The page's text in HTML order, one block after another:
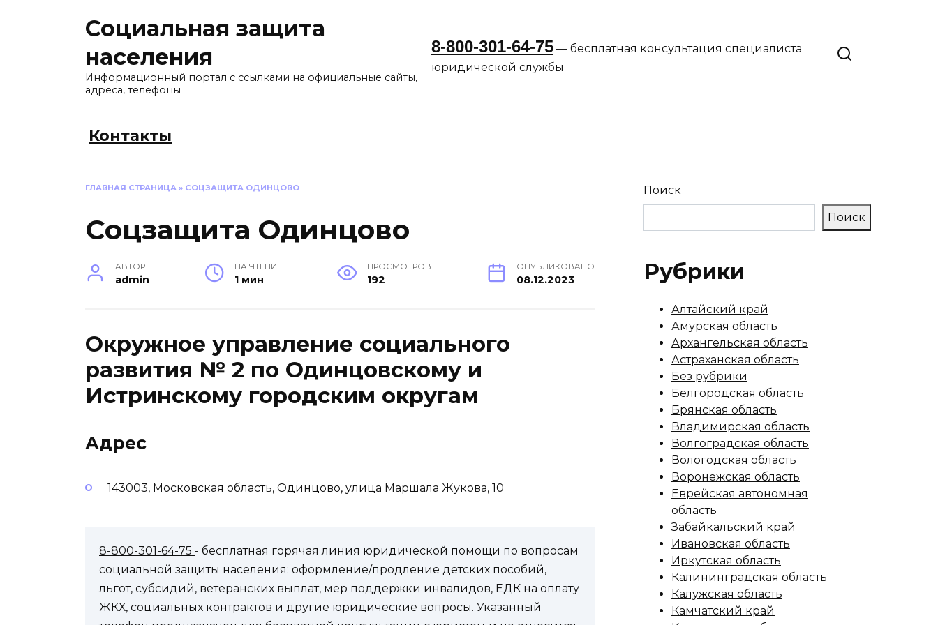
Социальная защита
населения
Информационный портал с ссылками на официальные сайты,
адреса, телефоны
8-800-301-64-75— бесплатная консультация специалиста
юридической службы
Контакты
ГЛАВНАЯ СТРАНИЦА » СОЦЗАЩИТА ОДИНЦОВО
Соцзащита Одинцово
АВТОР
admin
НА ЧТЕНИЕ
1 мин
ПРОСМОТРОВ
192
ОПУБЛИКОВАНО
08.12.2023
Окружное управление социального
развития № 2 по Одинцовскому и
Истринскому городским округам
Адрес
143003, Московская область, Одинцово, улица Маршала Жукова, 10
8-800-301-64-75 - бесплатная горячая линия юридической помощи по вопросам
социальной защиты населения: оформление/продление детских пособий,
льгот, субсидий, ветеранских выплат, мер поддержки инвалидов, ЕДК на оплату
ЖКХ, социальных контрактов и другие юридические вопросы. Указанный
Поиск
Поиск
Рубрики
Алтайский край
Амурская область
Архангельская область
Астраханская область
Без рубрики
Белгородская область
Брянская область
Владимирская область
Волгоградская область
Вологодская область
Воронежская область
Еврейская автономная
область
Забайкальский край
Ивановская область
Иркутская область
Калининградская область
Калужская область
Камчатский край